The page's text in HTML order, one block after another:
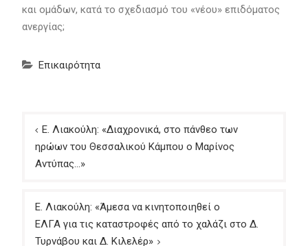
και ομάδων, κατά το σχεδιασμό του «νέου» επιδόματος
ανεργίας;
Επικαιρότητα
Πλοήγηση
άρθρων
Ε. Λιακούλη: «Διαχρονικά, στο πάνθεο των
ηρώων του Θεσσαλικού Κάμπου ο Μαρίνος
Αντύπας…»
Ε. Λιακούλη: «Άμεσα να κινητοποιηθεί ο
ΕΛΓΑ για τις καταστροφές από το χαλάζι στο Δ.
Τυρνάβου και Δ. Κιλελέρ»